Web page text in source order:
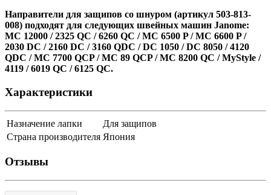
Направители для защипов со шнуром (артикул 503-813-
008) подходят для следующих швейных машин Janome:
MC 12000 / 2325 QC / 6260 QC / MC 6500 P / MC 6600 P /
2030 DC / 2160 DC / 3160 QDC / DC 1050 / DC 8050 / 4120
QDC / MC 7700 QCP / MC 89 QCP / MC 8200 QC / MyStyle /
4119 / 6019 QC / 6125 QC.
Характеристики
Назначение лапки
Для защипов
Страна производителя Япония
Отзывы